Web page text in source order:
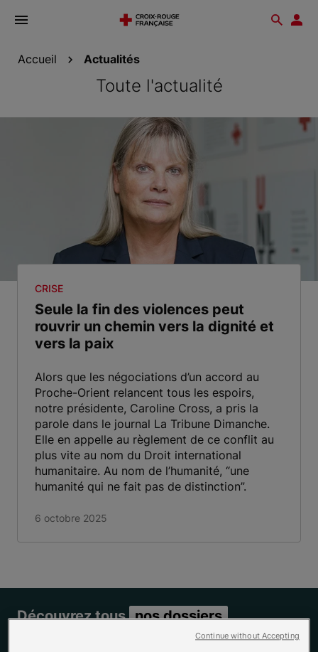
Ouvrir
Accueil Actualités
Toute l'actualité
CRISE
Seule la fin des violences peut
rouvrir un chemin vers la dignité et
vers la paix
Alors que les négociations d’un accord au
Proche-Orient relancent tous les espoirs,
notre présidente, Caroline Cross, a pris la
parole dans le journal La Tribune Dimanche.
Elle en appelle au règlement de ce conflit au
plus vite au nom du Droit international
humanitaire. Au nom de l’humanité, “une
humanité qui ne fait pas de distinction”.
6 octobre 2025
Découvrez tous nos dossiers
Continue without Accepting